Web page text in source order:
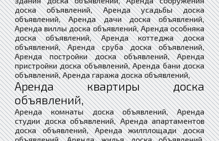
доска объявлений, Аренда усадьбы доска
объявлений, Аренда дачи доска объявлений,
Аренда виллы доска объявлений, Аренда особняка
доска объявлений, Аренда коттеджа доска
объявлений, Аренда сруба доска объявлений,
Аренда постройки доска объявлений, Аренда
пристройки доска объявлений, Аренда бани доска
объявлений, Аренда гаража доска объявлений,
Аренда квартиры доска
объявлений,
Аренда комнаты доска объявлений, Аренда
студии доска объявлений, Аренда апартаментов
доска объявлений, Аренда жилплощади доска